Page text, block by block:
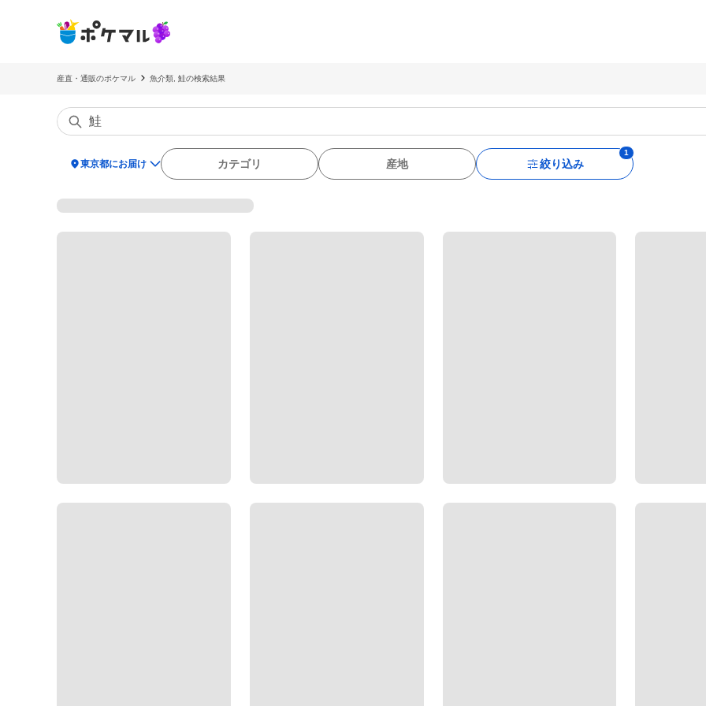
産直・通販のポケマル 魚介類, 鮭の検索結果
location_on東京都にお届け カテゴリ 産地 絞り込み